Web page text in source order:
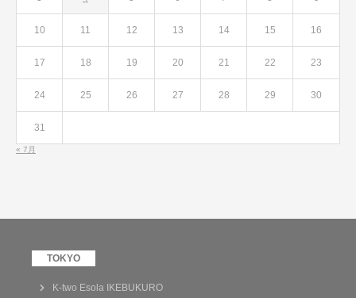
10 11 12 13 14 15 16
17 18 19 20 21 22 23
24 25 26 27 28 29 30
31
« 7月
K-two Esola IKEBUKURO